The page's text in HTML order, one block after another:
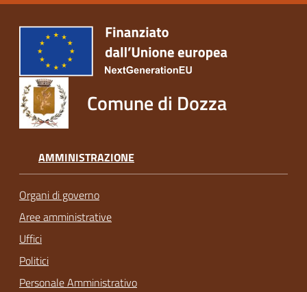
Comune di Dozza
AMMINISTRAZIONE
Organi di governo
Aree amministrative
Uffici
Politici
Personale Amministrativo